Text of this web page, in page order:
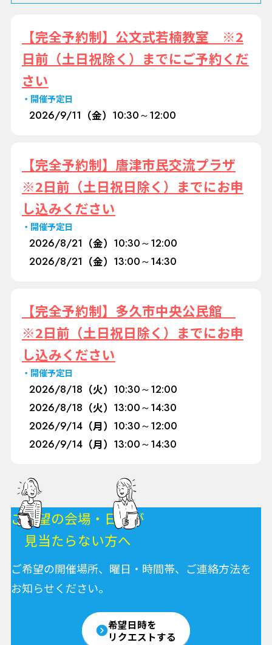
【完全予約制】公文式若楠教室 ※2
日前（土日祝除く）までにご予約くだ
さい
開催予定日
2026/9/11 （金） 10:30～12:00
【完全予約制】唐津市民交流プラザ
※2日前（土日祝日除く）までにお申
し込みください
開催予定日
2026/8/21 （金） 10:30～12:00
2026/8/21 （金） 13:00～14:30
【完全予約制】多久市中央公民館
※2日前（土日祝日除く）までにお申
し込みください
開催予定日
2026/8/18 （火） 10:30～12:00
2026/8/18 （火） 13:00～14:30
2026/9/14（月） 10:30～12:00
2026/9/14（月） 13:00～14:30
ご希望の会場・日程が
見当たらない方へ
ご希望の開催場所、曜日・時間帯、ご連絡方法を
お知らせください。
希望日時を
リクエストする